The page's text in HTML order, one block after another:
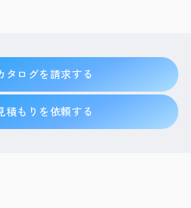
タログを請求する
積もりを依頼する